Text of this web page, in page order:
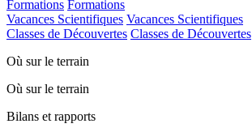
Formations Formations
Vacances Scientifiques Vacances Scientifiques
Classes de Découvertes Classes de Découvertes
Où sur le terrain
Où sur le terrain
Bilans et rapports